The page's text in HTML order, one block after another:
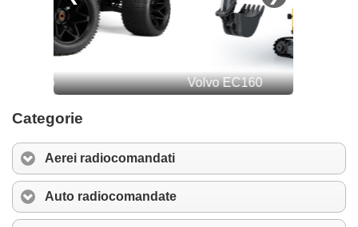
Categorie
Aerei radiocomandati
Auto radiocomandate